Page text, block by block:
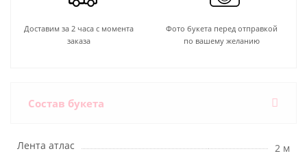
Доставим за 2 часа с момента
заказа
Фото букета перед отправкой
по вашему желанию
Состав букета
Лента атлас
2 м